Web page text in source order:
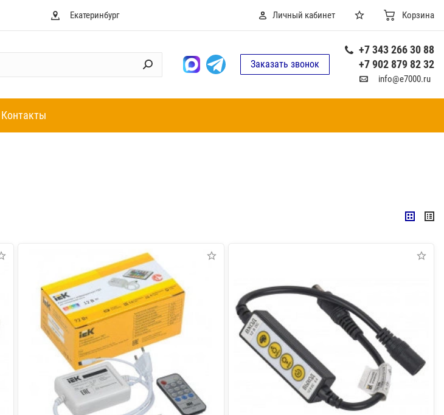
Екатеринбург Личный кабинет Корзина
Заказать звонок
+7 343 266 30 88
+7 902 879 82 32
info@e7000.ru
Контакты